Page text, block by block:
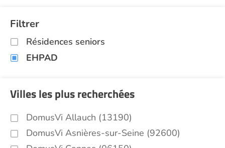
Filtrer
Résidences seniors
EHPAD
Villes les plus recherchées
DomusVi Allauch (13190)
DomusVi Asnières-sur-Seine (92600)